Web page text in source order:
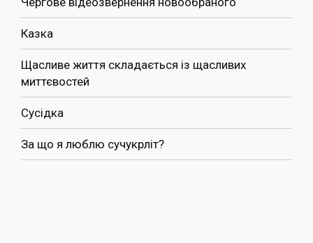
Казка
Щасливе життя складається із щасливих
миттєвостей
Сусідка
За що я люблю сучукрліт?